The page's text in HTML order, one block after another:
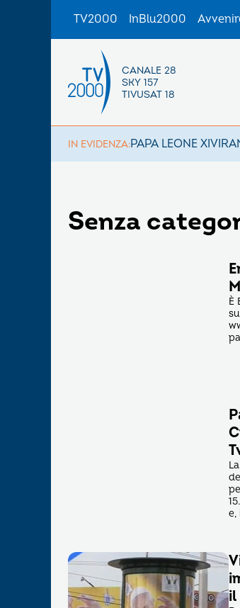
TV2000 InBlu2000
CANALE 28
SKY 157
TIVUSAT 18
IN EVIDENZA:PAPA LEONE XIV
Senza
È
e,
il